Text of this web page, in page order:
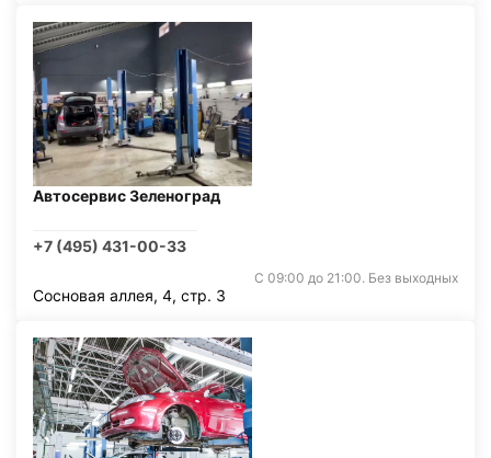
Автосервис Зеленоград
+7 (495) 431-00-33
С 09:00 до 21:00. Без выходных
Сосновая аллея, 4, стр. 3